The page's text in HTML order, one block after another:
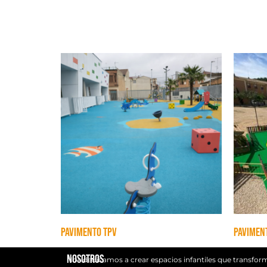
Pavimento TPV
Nosotros
Nos dedicamos a crear espacios infantiles que